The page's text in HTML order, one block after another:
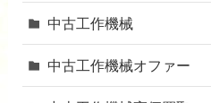
中古工作機械
中古工作機械オファー